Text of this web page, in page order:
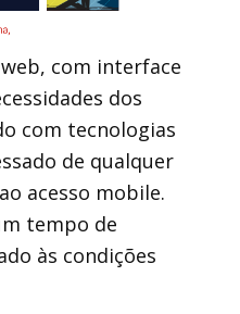
com interface
dos
com tecnologias
de qualquer
acesso mobile.
tempo de
às condições